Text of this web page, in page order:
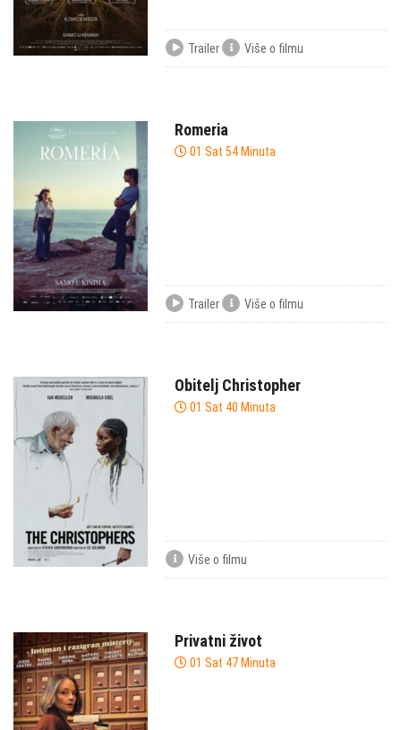
Trailer Više o filmu
Romeria
01 Sat 54 Minuta
Trailer Više o filmu
Obitelj Christopher
01 Sat 40 Minuta
Više o filmu
Privatni život
01 Sat 47 Minuta